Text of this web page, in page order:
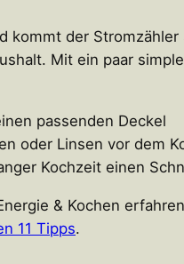
kommt der
Mit ein paar
passenden Deckel
oder Linsen vor dem
Kochzeit einen
& Kochen
11 Tipps.